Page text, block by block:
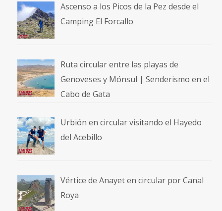
Ascenso a los Picos de la Pez desde el
Camping El Forcallo
Ruta circular entre las playas de
Genoveses y Mónsul | Senderismo en el
Cabo de Gata
Urbión en circular visitando el Hayedo
del Acebillo
Vértice de Anayet en circular por Canal
Roya